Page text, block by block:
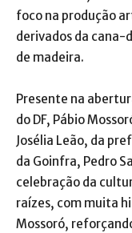
foco na produção
derivados da cana-
de madeira.
Presente na
do DF, Pábio
Josélia Leão, da
da Goinfra, Pedro
celebração da
raízes, com muita
Mossoró,